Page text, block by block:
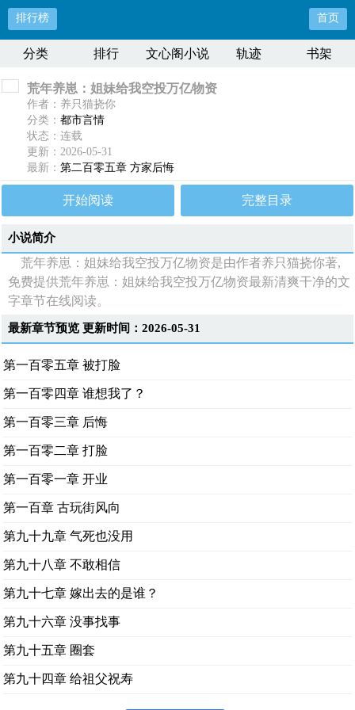
排行榜 首页
分类 排行 文心阁小说 轨迹 书架
荒年养崽：姐妹给我空投万亿物资
作者：养只猫挠你
分类：都市言情
状态：连载
更新：2026-05-31
最新：第二百零五章 方家后悔
开始阅读 完整目录
小说简介
荒年养崽：姐妹给我空投万亿物资是由作者养只猫挠你著,
免费提供荒年养崽：姐妹给我空投万亿物资最新清爽干净的文
字章节在线阅读。
最新章节预览 更新时间：2026-05-31
第一百零五章 被打脸
第一百零四章 谁想我了？
第一百零三章 后悔
第一百零二章 打脸
第一百零一章 开业
第一百章 古玩街风向
第九十九章 气死也没用
第九十八章 不敢相信
第九十七章 嫁出去的是谁？
第九十六章 没事找事
第九十五章 圈套
第九十四章 给祖父祝寿